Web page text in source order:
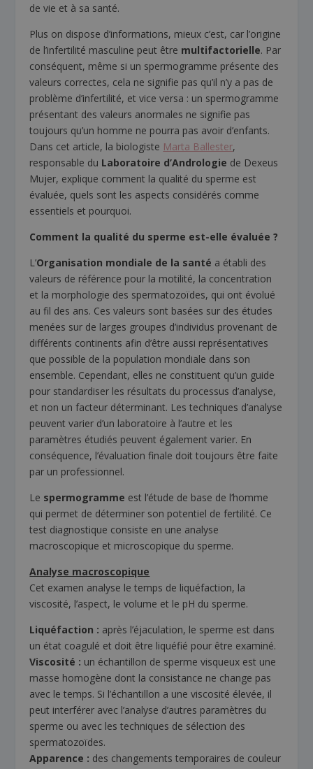
de vie et à sa santé.
Plus on dispose d’informations, mieux c’est, car l’origine
de l’infertilité masculine peut être multifactorielle. Par
conséquent, même si un spermogramme présente des
valeurs correctes, cela ne signifie pas qu’il n’y a pas de
problème d’infertilité, et vice versa : un spermogramme
présentant des valeurs anormales ne signifie pas
toujours qu’un homme ne pourra pas avoir d’enfants.
Dans cet article, la biologiste Marta Ballester,
responsable du Laboratoire d’Andrologie de Dexeus
Mujer, explique comment la qualité du sperme est
évaluée, quels sont les aspects considérés comme
essentiels et pourquoi.
Comment la qualité du sperme est-elle évaluée ?
L’Organisation mondiale de la santé a établi des
valeurs de référence pour la motilité, la concentration
et la morphologie des spermatozoïdes, qui ont évolué
au fil des ans. Ces valeurs sont basées sur des études
menées sur de larges groupes d’individus provenant de
différents continents afin d’être aussi représentatives
que possible de la population mondiale dans son
ensemble. Cependant, elles ne constituent qu’un guide
pour standardiser les résultats du processus d’analyse,
et non un facteur déterminant. Les techniques d’analyse
peuvent varier d’un laboratoire à l’autre et les
paramètres étudiés peuvent également varier. En
conséquence, l’évaluation finale doit toujours être faite
par un professionnel.
Le spermogramme est l’étude de base de l’homme
qui permet de déterminer son potentiel de fertilité. Ce
test diagnostique consiste en une analyse
macroscopique et microscopique du sperme.
Analyse macroscopique
Cet examen analyse le temps de liquéfaction, la
viscosité, l’aspect, le volume et le pH du sperme.
Liquéfaction : après l’éjaculation, le sperme est dans
un état coagulé et doit être liquéfié pour être examiné.
Viscosité : un échantillon de sperme visqueux est une
masse homogène dont la consistance ne change pas
avec le temps. Si l’échantillon a une viscosité élevée, il
peut interférer avec l’analyse d’autres paramètres du
sperme ou avec les techniques de sélection des
spermatozoïdes.
Apparence : des changements temporaires de couleur